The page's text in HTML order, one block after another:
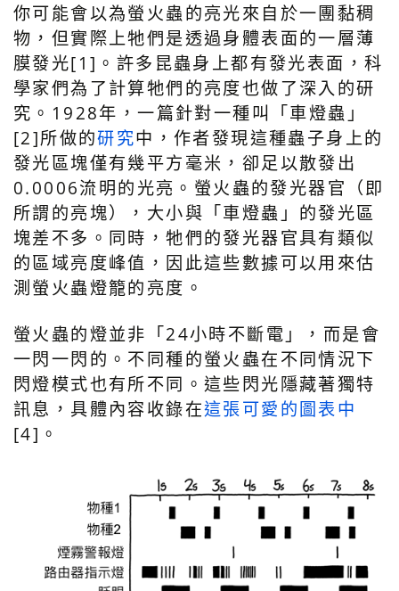
你可能會以為螢火蟲的亮光來自於一團黏稠
物，但實際上牠們是透過身體表面的一層薄
膜發光[1]。許多昆蟲身上都有發光表面，科
學家們為了計算牠們的亮度也做了深入的研
究。1928年，一篇針對一種叫「車燈蟲」
[2]所做的研究中，作者發現這種蟲子身上的
發光區塊僅有幾平方毫米，卻足以散發出
0.0006流明的光亮。螢火蟲的發光器官（即
所謂的亮塊），大小與「車燈蟲」的發光區
塊差不多。同時，牠們的發光器官具有類似
的區域亮度峰值，因此這些數據可以用來估
測螢火蟲燈籠的亮度。
螢火蟲的燈並非「24小時不斷電」，而是會
一閃一閃的。不同種的螢火蟲在不同情況下
閃燈模式也有所不同。這些閃光隱藏著獨特
訊息，具體內容收錄在這張可愛的圖表中
[4]。